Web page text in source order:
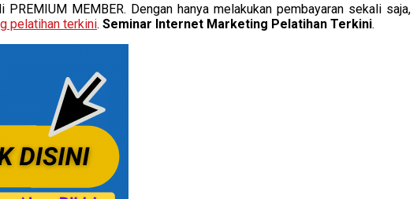
MEMBER. Dengan hanya melakukan pembayaran sekali saja,
pelatihan terkini. Seminar Internet Marketing Pelatihan Terkini.